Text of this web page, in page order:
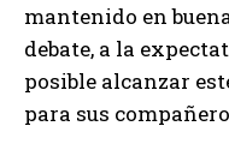
mantenido en
debate, a la
posible alcanzar
para sus